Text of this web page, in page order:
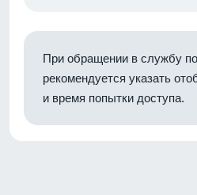
При обращении в службу
рекомендуется указать
и время попытки доступа.